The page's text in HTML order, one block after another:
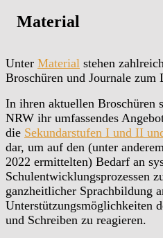
Material
Unter Material stehen
Broschüren und Journale
In ihren aktuellen Broschüren
NRW ihr umfassendes
die Sekundarstufen I und II
dar, um auf den (unter
2022 ermittelten) Bedarf an
Schulentwicklungsprozessen
ganzheitlicher Sprachbildung
Unterstützungsmöglichkeiten
und Schreiben zu reagieren.